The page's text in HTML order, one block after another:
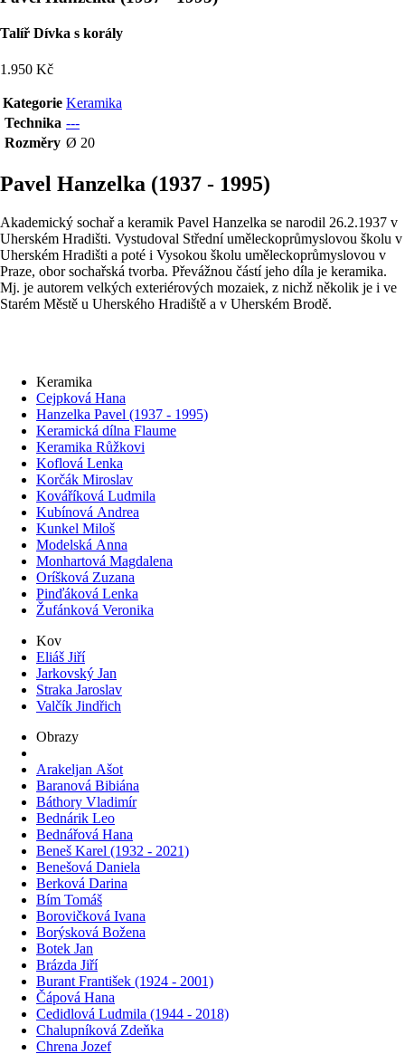
Talíř Dívka s korály
1.950 Kč
Kategorie Keramika
Technika ---
Rozměry Ø 20
Pavel Hanzelka (1937 - 1995)
Akademický sochař a keramik Pavel Hanzelka se narodil 26.2.1937 v
Uherském Hradišti. Vystudoval Střední uměleckoprůmyslovou školu v
Uherském Hradišti a poté i Vysokou školu uměleckoprůmyslovou v
Praze, obor sochařská tvorba. Převážnou částí jeho díla je keramika.
Mj. je autorem velkých exteriérových mozaiek, z nichž několik je i ve
Starém Městě u Uherského Hradiště a v Uherském Brodě.
Keramika
Cejpková Hana
Hanzelka Pavel (1937 - 1995)
Keramická dílna Flaume
Keramika Růžkovi
Koflová Lenka
Korčák Miroslav
Kováříková Ludmila
Kubínová Andrea
Kunkel Miloš
Modelská Anna
Monhartová Magdalena
Oríšková Zuzana
Pinďáková Lenka
Žufánková Veronika
Kov
Eliáš Jiří
Jarkovský Jan
Straka Jaroslav
Valčík Jindřich
Obrazy
Arakeljan Ašot
Baranová Bibiána
Báthory Vladimír
Bednárik Leo
Bednářová Hana
Beneš Karel (1932 - 2021)
Benešová Daniela
Berková Darina
Bím Tomáš
Borovičková Ivana
Borýsková Božena
Botek Jan
Brázda Jiří
Burant František (1924 - 2001)
Čápová Hana
Cedidlová Ludmila (1944 - 2018)
Chalupníková Zdeňka
Chrena Jozef